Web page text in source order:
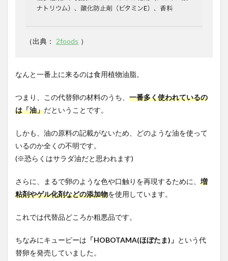
（出典： 2foods ）
なんと一番上に来るのは食用植物油脂。
つまり、この代替卵の材料のうち、 一番多く使われているの
は「油」だということです。
しかも、油の原料の記載がないため、どのような油を使って
いるのか全くの不明です。
(※恐らくはサラダ油だと思われます)
さらに、まるで卵のような色や口触りを再現するために、 増
粘剤やゲル化剤などの添加物を使用しています。
これでは代替品どころか粗悪品です。
ちなみにキューピーは 「HOBOTAMA(ほぼたま) 」 という代
替卵を発売していました。